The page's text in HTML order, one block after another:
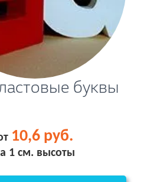
буквы
10,6 руб.
1 см. высоты